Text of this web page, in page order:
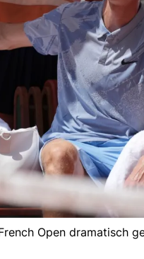
Open dramatisch